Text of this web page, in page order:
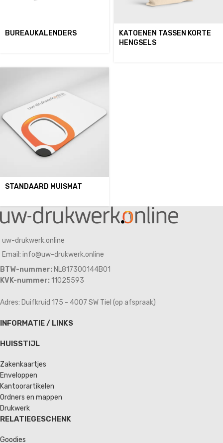
BUREAUKALENDERS
KATOENEN TASSEN KORTE
HENGSELS
STANDAARD MUISMAT
uw-drukwerk.online
Email: info@uw-drukwerk.online
BTW-nummer: NL817300144B01
KVK-nummer: 11025593
Adres: Duifkruid 175 - 4007 SW Tiel (op afspraak)
INFORMATIE / LINKS
HUISSTIJL
Zakenkaartjes
Enveloppen
Kantoorartikelen
Ordners en mappen
Drukwerk
RELATIEGESCHENK
Goodies